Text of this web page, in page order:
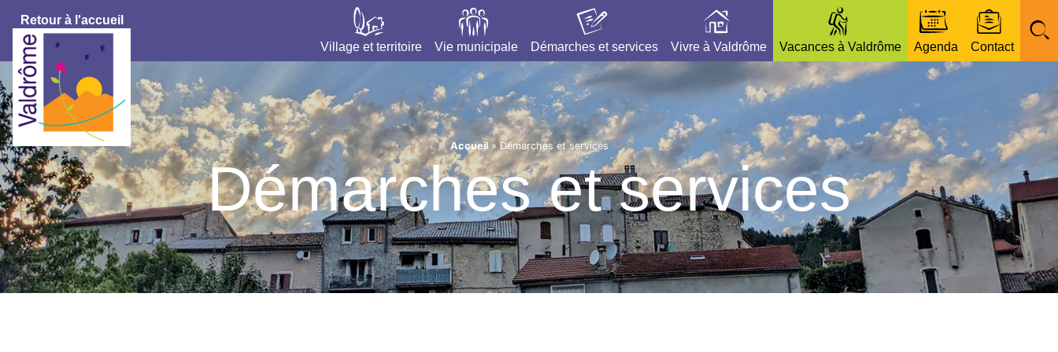
Retour à l'accueil
Village et territoire
Vie municipale Démarches et services Vivre à Valdrôme Vacances à Valdrôme Agenda Contact
Accueil»Démarches et services
Démarches et services